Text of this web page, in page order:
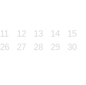
11 12 13 14
15
26 27 28 29
30